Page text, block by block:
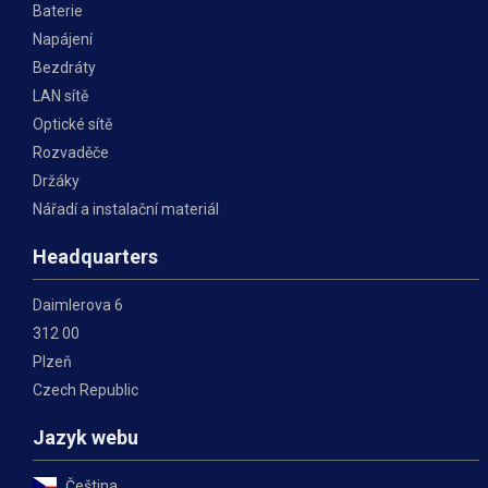
Baterie
Napájení
Bezdráty
LAN sítě
Optické sítě
Rozvaděče
Držáky
Nářadí a instalační materiál
Headquarters
Daimlerova 6
312 00
Plzeň
Czech Republic
Jazyk webu